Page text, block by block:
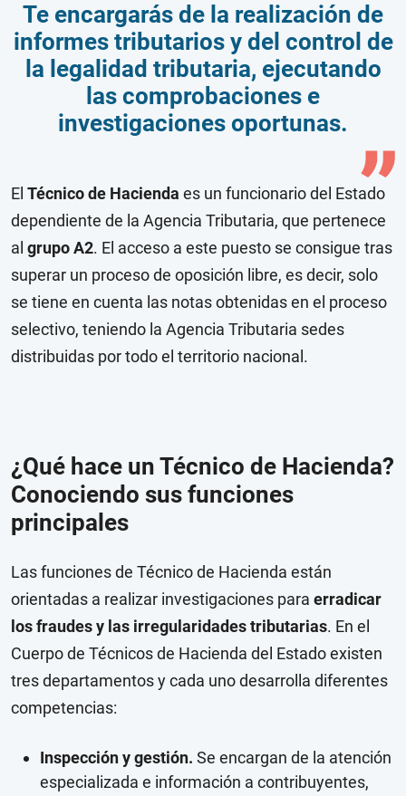
Te encargarás de la realización de
informes tributarios y del control de
la legalidad tributaria, ejecutando
las comprobaciones e
investigaciones oportunas.
El Técnico de Hacienda es un funcionario del Estado
dependiente de la Agencia Tributaria, que pertenece
al grupo A2. El acceso a este puesto se consigue tras
superar un proceso de oposición libre, es decir, solo
se tiene en cuenta las notas obtenidas en el proceso
selectivo, teniendo la Agencia Tributaria sedes
distribuidas por todo el territorio nacional.
¿Qué hace un Técnico de Hacienda?
Conociendo sus funciones
principales
Las funciones de Técnico de Hacienda están
orientadas a realizar investigaciones para erradicar
los fraudes y las irregularidades tributarias. En el
Cuerpo de Técnicos de Hacienda del Estado existen
tres departamentos y cada uno desarrolla diferentes
competencias:
Inspección y gestión. Se encargan de la atención
especializada e información a contribuyentes,